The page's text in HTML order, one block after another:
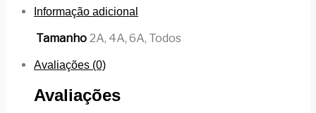
Informação adicional
Tamanho 2A, 4A, 6A, Todos
Avaliações (0)
Avaliações